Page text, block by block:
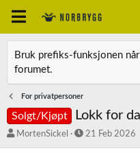
Bruk prefiks-funksjonen
forumet.
For privatpersoner
Solgt/Kjøpt Lokk for
T
MortenSickel
S
21 Feb 2026